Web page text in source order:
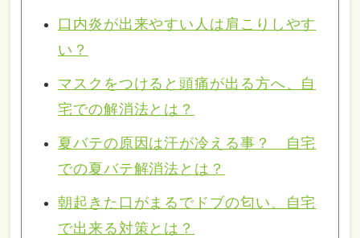
口内炎が出来やすい人は肩こりしやす
い？
マスクをつけると頭痛が出る方へ、自
宅での解消法とは？
夏バテの原因は汗が冷える事？ 自宅
での夏バテ解消法とは？
朝起きた口がまるでドブの匂い、自宅
で出来る対策とは？